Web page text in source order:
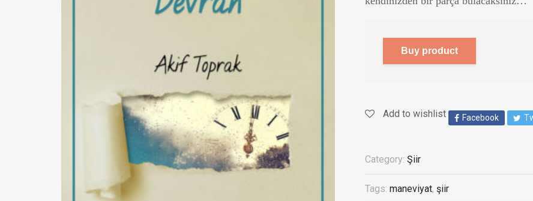
Buy product
Add to wishlist Facebook
Category: Şiir
Tags: maneviyat, şiir